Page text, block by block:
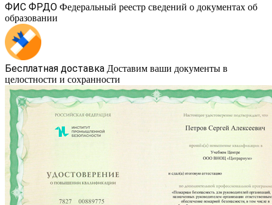
ФИС ФРДО Федеральный реестр сведений о документах об
образовании
Бесплатная доставка Доставим ваши документы в
целостности и сохранности